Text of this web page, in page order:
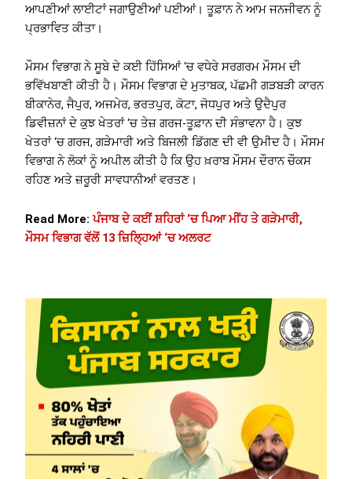
ਆਪਣੀਆਂ ਲਾਈਟਾਂ ਜਗਾਉਣੀਆਂ ਪਈਆਂ। ਤੂਫ਼ਾਨ ਨੇ ਆਮ ਜਨਜੀਵਨ ਨੂੰ
ਪ੍ਰਭਾਵਿਤ ਕੀਤਾ।
ਮੌਸਮ ਵਿਭਾਗ ਨੇ ਸੂਬੇ ਦੇ ਕਈ ਹਿੱਸਿਆਂ ‘ਚ ਵਧੇਰੇ ਸਰਗਰਮ ਮੌਸਮ ਦੀ
ਭਵਿੱਖਬਾਣੀ ਕੀਤੀ ਹੈ। ਮੌਸਮ ਵਿਭਾਗ ਦੇ ਮੁਤਾਬਕ, ਪੱਛਮੀ ਗੜਬੜੀ ਕਾਰਨ
ਬੀਕਾਨੇਰ, ਜੈਪੁਰ, ਅਜਮੇਰ, ਭਰਤਪੁਰ, ਕੋਟਾ, ਜੋਧਪੁਰ ਅਤੇ ਉਦੈਪੁਰ
ਡਿਵੀਜ਼ਨਾਂ ਦੇ ਕੁਝ ਖੇਤਰਾਂ ‘ਚ ਤੇਜ਼ ਗਰਜ-ਤੂਫ਼ਾਨ ਦੀ ਸੰਭਾਵਨਾ ਹੈ। ਕੁਝ
ਖੇਤਰਾਂ ‘ਚ ਗਰਜ, ਗੜੇਮਾਰੀ ਅਤੇ ਬਿਜਲੀ ਡਿੱਗਣ ਦੀ ਵੀ ਉਮੀਦ ਹੈ। ਮੌਸਮ
ਵਿਭਾਗ ਨੇ ਲੋਕਾਂ ਨੂੰ ਅਪੀਲ ਕੀਤੀ ਹੈ ਕਿ ਉਹ ਖ਼ਰਾਬ ਮੌਸਮ ਦੌਰਾਨ ਚੌਕਸ
ਰਹਿਣ ਅਤੇ ਜ਼ਰੂਰੀ ਸਾਵਧਾਨੀਆਂ ਵਰਤਣ।
Read More:ਪੰਜਾਬ ਦੇ ਕਈਂ ਸ਼ਹਿਰਾਂ ‘ਚ ਪਿਆ ਮੀਂਹ ਤੇ ਗੜੇਮਾਰੀ,
ਮੌਸਮ ਵਿਭਾਗ ਵੱਲੋਂ 13 ਜ਼ਿਲ੍ਹਿਆਂ ‘ਚ ਅਲਰਟ